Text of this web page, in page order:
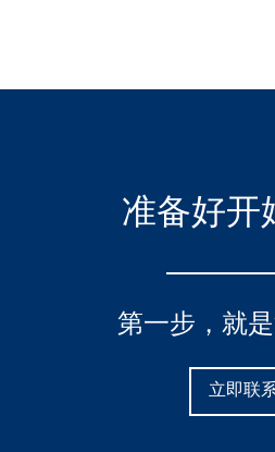
准备好开
第一步，就是
立即联